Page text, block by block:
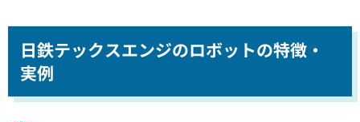
日鉄テックスエンジのロボットの特徴・
実例